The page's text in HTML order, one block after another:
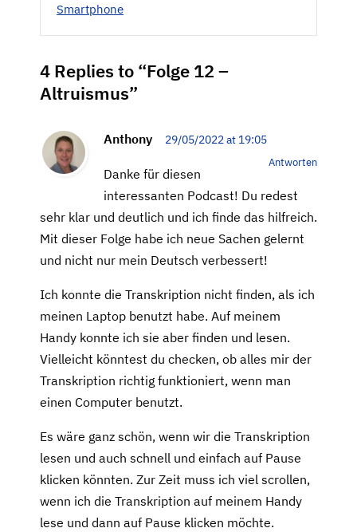
Smartphone
4 Replies to “Folge 12 –
Altruismus”
Anthony 29/05/2022 at 19:05
Antworten
Danke für diesen
interessanten Podcast! Du redest
sehr klar und deutlich und ich finde das hilfreich.
Mit dieser Folge habe ich neue Sachen gelernt
und nicht nur mein Deutsch verbessert!
Ich konnte die Transkription nicht finden, als ich
meinen Laptop benutzt habe. Auf meinem
Handy konnte ich sie aber finden und lesen.
Vielleicht könntest du checken, ob alles mir der
Transkription richtig funktioniert, wenn man
einen Computer benutzt.
Es wäre ganz schön, wenn wir die Transkription
lesen und auch schnell und einfach auf Pause
klicken könnten. Zur Zeit muss ich viel scrollen,
wenn ich die Transkription auf meinem Handy
lese und dann auf Pause klicken möchte.